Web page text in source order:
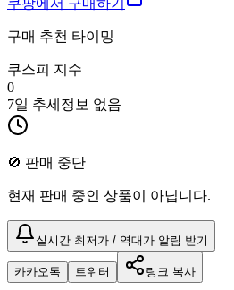
구매 추천 타이밍
쿠스피 지수
0
7일 추세 정보 없음
🚫 판매 중단
현재 판매 중인 상품이 아닙니다.
실시간 최저가 / 역대가 알림 받기
카카오톡 트위터 링크 복사